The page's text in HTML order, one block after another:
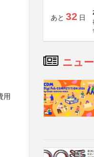
用
あと 32 日
ニュ